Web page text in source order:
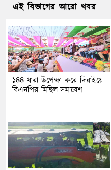
এই বিভাগের আরো খবর
১৪৪ ধারা উপেক্ষা করে দিরাইয়ে
বিএনপির মিছিল-সমাবেশ